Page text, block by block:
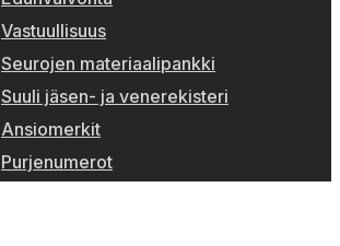
Vastuullisuus
Seurojen materiaalipankki
Suuli jäsen- ja venerekisteri
Ansiomerkit
Purjenumerot